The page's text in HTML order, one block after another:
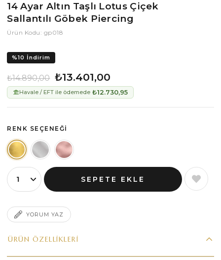
14 Ayar Altın Taşlı Lotus Çiçek
Sallantılı Göbek Piercing
Ürün Kodu: gp018
%10 İndirim
₺14.890,00 ₺13.401,00
Havale / EFT ile ödemede ₺12.730,95
RENK SEÇENEĞI
YORUM YAZ
ÜRÜN ÖZELLIKLERI